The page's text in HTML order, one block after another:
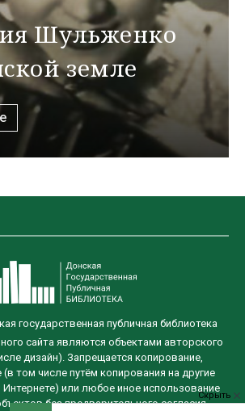
Шульженко
земле
Скрыть
государственная публичная библиотека
сайта являются объектами авторского
дизайн). Запрещается копирование,
том числе путём копирования на другие
или любое иное использование
без предварительного согласия